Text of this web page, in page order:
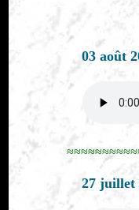
03 août
27 juillet